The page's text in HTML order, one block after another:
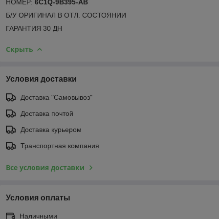
НОМЕР: 6C1Q-9B395-AB
Б/У ОРИГИНАЛ В ОТЛ. СОСТОЯНИИ
ГАРАНТИЯ 30 ДН
Скрыть
Условия доставки
Доставка "Самовывоз"
Доставка почтой
Доставка курьером
Транспортная компания
Все условия доставки
Условия оплаты
Наличными